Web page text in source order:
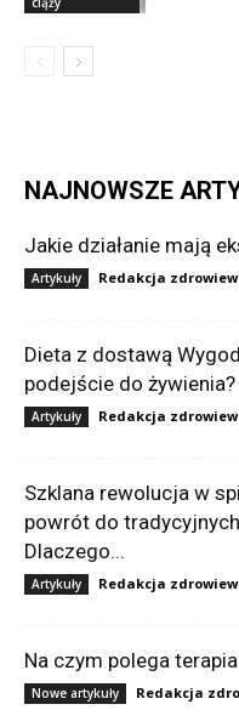
NAJNOWSZE
Jakie działanie mają
Artykuły Redakcja
Dieta z dostawą
podejście do żywienia?
Artykuły Redakcja
Szklana rewolucja w
powrót do
Dlaczego...
Artykuły Redakcja
Na czym polega terapia
Nowe artykuły Redakcja